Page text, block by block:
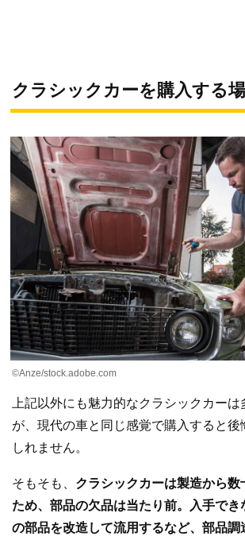
クラシックカーを購入する
©︎Anze/stock.adobe.com
上記以外にも魅力的なクラシックカー
が、現代の車と同じ感覚で購入すると後
しれません。
そもそも、 クラシックカーは製造から数
ため、部品の欠品は当たり前。入手でき
の部品を改造して流用するなど、部品調